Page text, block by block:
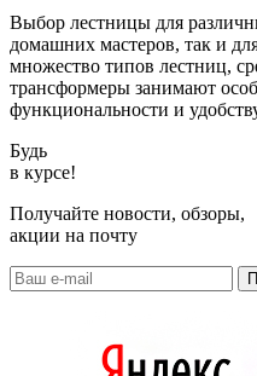
Выбор лестницы для
домашних мастеров, так и
множество типов лестниц,
трансформеры занимают
функциональности и
Будь
в курсе!
Получайте новости, обзоры,
акции на почту